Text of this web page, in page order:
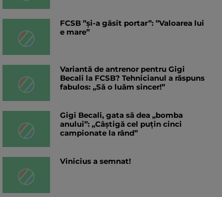
FCSB ”și-a găsit portar”: ”Valoarea lui
e mare”
Variantă de antrenor pentru Gigi
Becali la FCSB? Tehnicianul a răspuns
fabulos: „Să o luăm sincer!”
Gigi Becali, gata să dea „bomba
anului”: „Câștigă cel puțin cinci
campionate la rând”
Vinicius a semnat!